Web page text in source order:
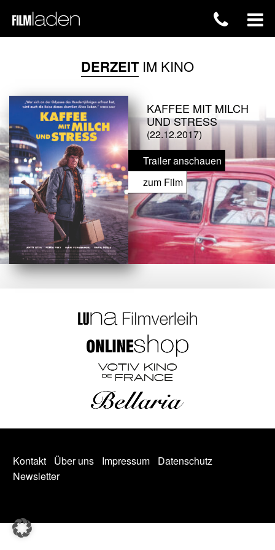
DERZEITIM KINO
KAFFEE MIT MILCH
UND STRESS
(22.12.2017)
Trailer anschauen
zum Film
Kontakt Über uns Impressum
Datenschutz
Newsletter